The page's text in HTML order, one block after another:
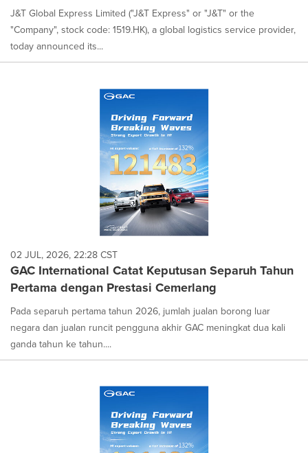
J&T Global Express Limited ("J&T Express" or "J&T" or the
"Company", stock code: 1519.HK), a global logistics service provider,
today announced its...
02 JUL, 2026, 22:28 CST
GAC International Catat Keputusan Separuh Tahun
Pertama dengan Prestasi Cemerlang
Pada separuh pertama tahun 2026, jumlah jualan borong luar
negara dan jualan runcit pengguna akhir GAC meningkat dua kali
ganda tahun ke tahun....